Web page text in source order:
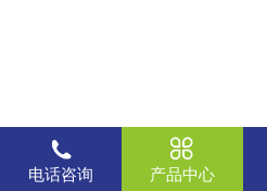
电话咨询 产品中心